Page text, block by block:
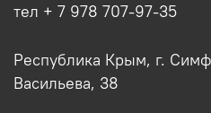
тел + 7 978 707-97-35
Республика Крым, г.
Васильева, 38